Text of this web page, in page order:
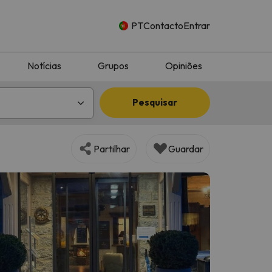
PTContactoEntrar
Notícias Grupos Opiniões
Pesquisar
Partilhar Guardar